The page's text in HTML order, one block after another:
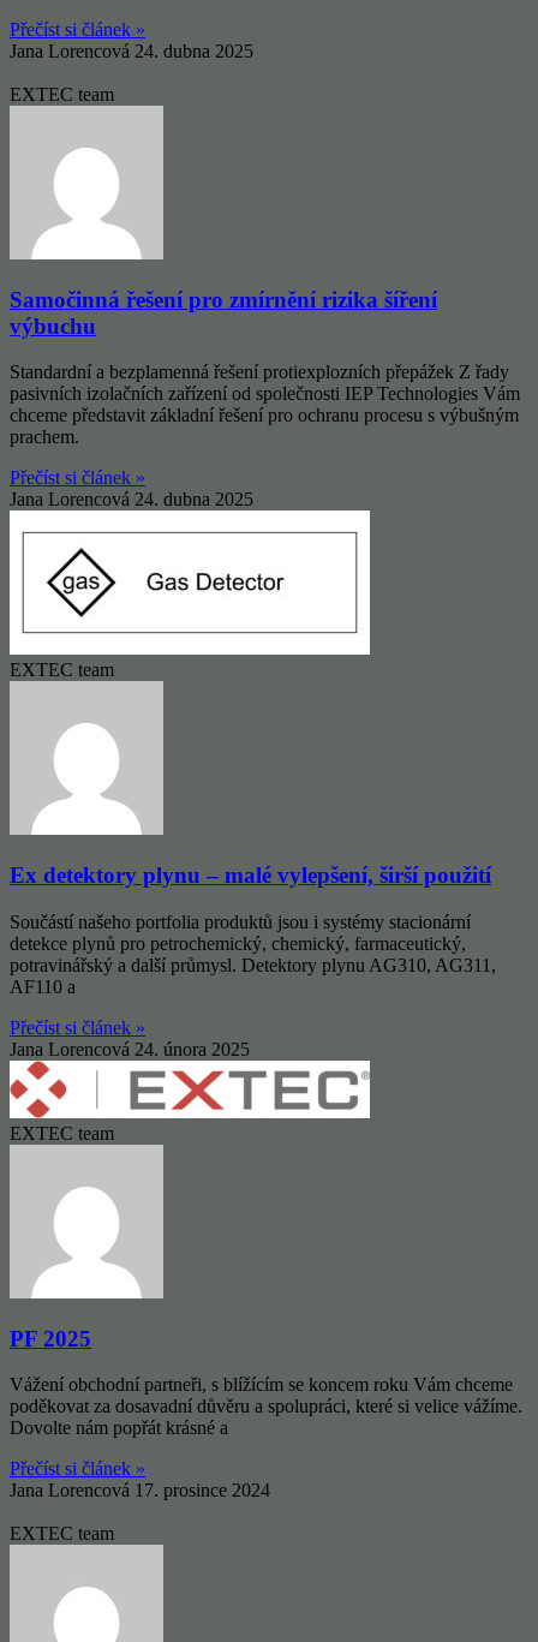
Přečíst si článek »
Jana Lorencová 24. dubna 2025
EXTEC team
Samočinná řešení pro zmírnění rizika šíření
výbuchu
Standardní a bezplamenná řešení protiexplozních přepážek Z řady
pasivních izolačních zařízení od společnosti IEP Technologies Vám
chceme představit základní řešení pro ochranu procesu s výbušným
prachem.
Přečíst si článek »
Jana Lorencová 24. dubna 2025
EXTEC team
Ex detektory plynu – malé vylepšení, širší použití
Součástí našeho portfolia produktů jsou i systémy stacionární
detekce plynů pro petrochemický, chemický, farmaceutický,
potravinářský a další průmysl. Detektory plynu AG310, AG311,
AF110 a
Přečíst si článek »
Jana Lorencová 24. února 2025
EXTEC team
PF 2025
Vážení obchodní partneři, s blížícím se koncem roku Vám chceme
poděkovat za dosavadní důvěru a spolupráci, které si velice vážíme.
Dovolte nám popřát krásné a
Přečíst si článek »
Jana Lorencová 17. prosince 2024
EXTEC team